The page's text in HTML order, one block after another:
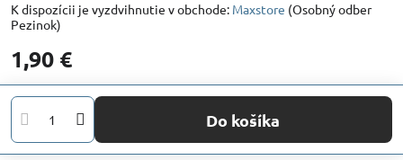
Maxstore (Osobný odber
Pezinok)
1,90 €
Do košíka